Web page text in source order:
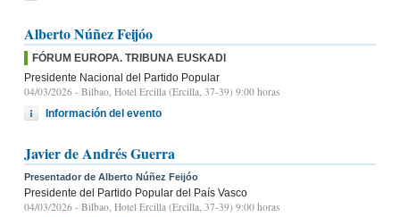
Alberto Núñez Feijóo
FÓRUM EUROPA. TRIBUNA EUSKADI
Presidente Nacional del Partido Popular
04/03/2026 - Bilbao, Hotel Ercilla (Ercilla, 37-39) 9:00 horas
Información del evento
Javier de Andrés Guerra
Presentador de Alberto Núñez Feijóo
Presidente del Partido Popular del País Vasco
04/03/2026 - Bilbao, Hotel Ercilla (Ercilla, 37-39) 9:00 horas